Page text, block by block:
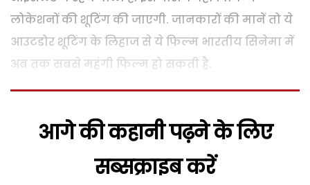
लोकेशनों की शूटिंग की जाएगी. जानकारों की मानें तो ये
आउटडोर शूटिंग के लिहाज से ये फिल्म भारतीय सिनेमा में
अब तक सबसे महंगी फिल्म हो सकती है.
आगे की कहानी पढ़ने के लिए
सब्सक्राइब करें